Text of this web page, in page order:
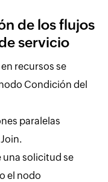
de los flujos
servicio
recursos se
Condición del
paralelas
una solicitud se
el nodo